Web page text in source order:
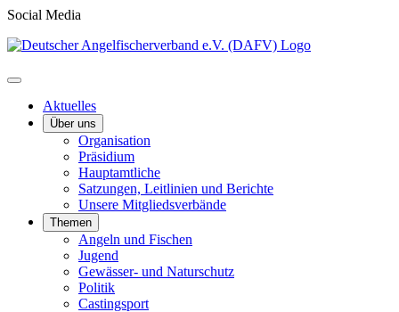
Social Media
Aktuelles
Über uns
Organisation
Präsidium
Hauptamtliche
Satzungen, Leitlinien und Berichte
Unsere Mitgliedsverbände
Themen
Angeln und Fischen
Jugend
Gewässer- und Naturschutz
Politik
Castingsport